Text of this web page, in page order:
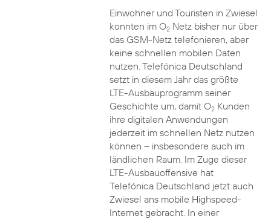
Einwohner und Touristen in Zwiesel
konnten im O2Netz bisher nur über
das GSM-Netz telefonieren, aber
keine schnellen mobilen Daten
nutzen. Telefónica Deutschland
setzt in diesem Jahr das größte
LTE-Ausbauprogramm seiner
Geschichte um, damit O2Kunden
ihre digitalen Anwendungen
jederzeit im schnellen Netz nutzen
können – insbesondere auch im
ländlichen Raum. Im Zuge dieser
LTE-Ausbauoffensive hat
Telefónica Deutschland jetzt auch
Zwiesel ans mobile Highspeed-
Internet gebracht. In einer